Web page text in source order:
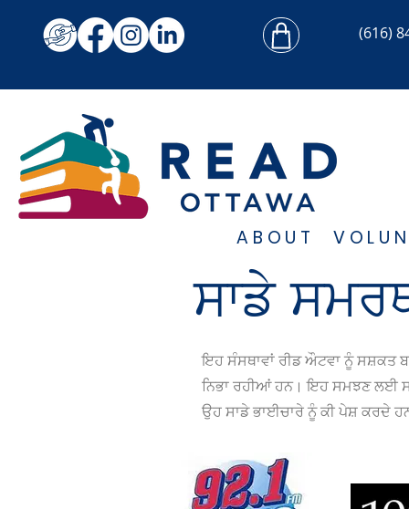
(616)
ABOUT
ਸਾਡੇ
ਇਹ ਸੰਸਥਾਵਾਂ ਰੀਡ ਔਟਵਾ ਨੂੰ ਸਸ਼ਕਤ
ਨਿਭਾ ਰਹੀਆਂ ਹਨ। ਇਹ ਸਮਝਣ ਲਈ
ਉਹ ਸਾਡੇ ਭਾਈਚਾਰੇ ਨੂੰ ਕੀ ਪੇਸ਼ ਕਰਦੇ